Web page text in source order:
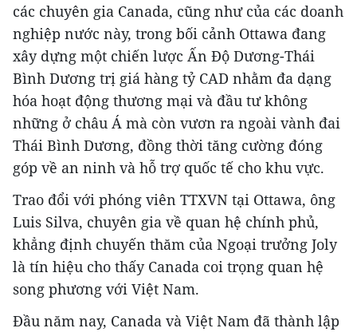
các chuyên gia Canada, cũng như của các doanh
nghiệp nước này, trong bối cảnh Ottawa đang
xây dựng một chiến lược Ấn Độ Dương-Thái
Bình Dương trị giá hàng tỷ CAD nhằm đa dạng
hóa hoạt động thương mại và đầu tư không
những ở châu Á mà còn vươn ra ngoài vành đai
Thái Bình Dương, đồng thời tăng cường đóng
góp về an ninh và hỗ trợ quốc tế cho khu vực.
Trao đổi với phóng viên TTXVN tại Ottawa, ông
Luis Silva, chuyên gia về quan hệ chính phủ,
khẳng định chuyến thăm của Ngoại trưởng Joly
là tín hiệu cho thấy Canada coi trọng quan hệ
song phương với Việt Nam.
Đầu năm nay, Canada và Việt Nam đã thành lập